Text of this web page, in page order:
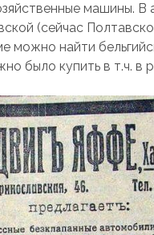
машины. В
(сейчас
можно найти
было купить в т.ч. в